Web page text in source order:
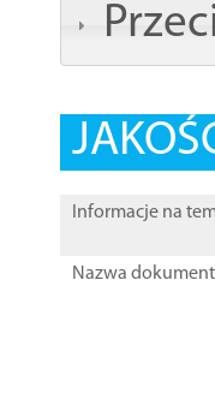
Informacje na
Nazwa